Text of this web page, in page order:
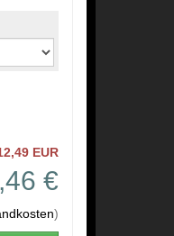
EUR
€
)